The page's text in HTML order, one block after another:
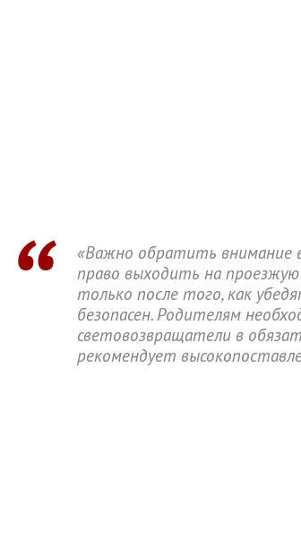
«Важно обратить внимание
право выходить на
только после того, как
безопасен. Родителям
световозвращатели в
рекомендует